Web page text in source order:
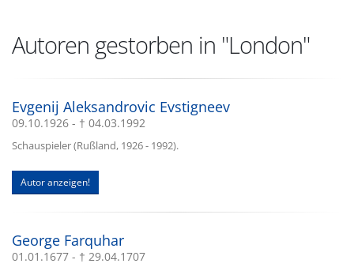
Autoren gestorben in "London"
Evgenij Aleksandrovic Evstigneev
09.10.1926 - † 04.03.1992
Schauspieler (Rußland, 1926 - 1992).
Autor anzeigen!
George Farquhar
01.01.1677 - † 29.04.1707